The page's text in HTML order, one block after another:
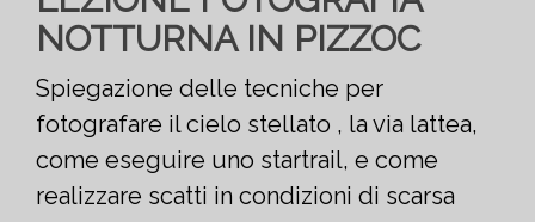
NOTTURNA IN PIZZOC
Spiegazione delle tecniche per
fotografare il cielo stellato , la via lattea,
come eseguire uno startrail, e come
realizzare scatti in condizioni di scarsa